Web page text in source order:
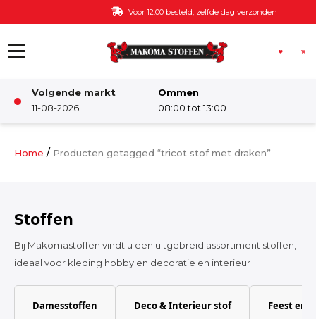
Voor 12:00 besteld, zelfde dag verzonden
Volgende markt
11-08-2026
Ommen
08:00 tot 13:00
Damesstoffen
Home / Producten getagged “tricot stof met draken”
Stoffen
Bij Makomastoffen vindt u een uitgebreid assortiment stoffen,
ideaal voor kleding hobby en decoratie en interieur
Damesstoffen Deco & Interieur stof Feest en